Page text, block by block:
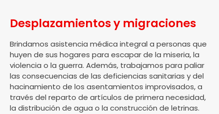
Desplazamientos y migraciones
Brindamos asistencia médica integral a personas que
huyen de sus hogares para escapar de la miseria, la
violencia o la guerra. Además, trabajamos para paliar
las consecuencias de las deficiencias sanitarias y del
hacinamiento de los asentamientos improvisados, a
través del reparto de artículos de primera necesidad,
la distribución de agua o la construcción de letrinas.